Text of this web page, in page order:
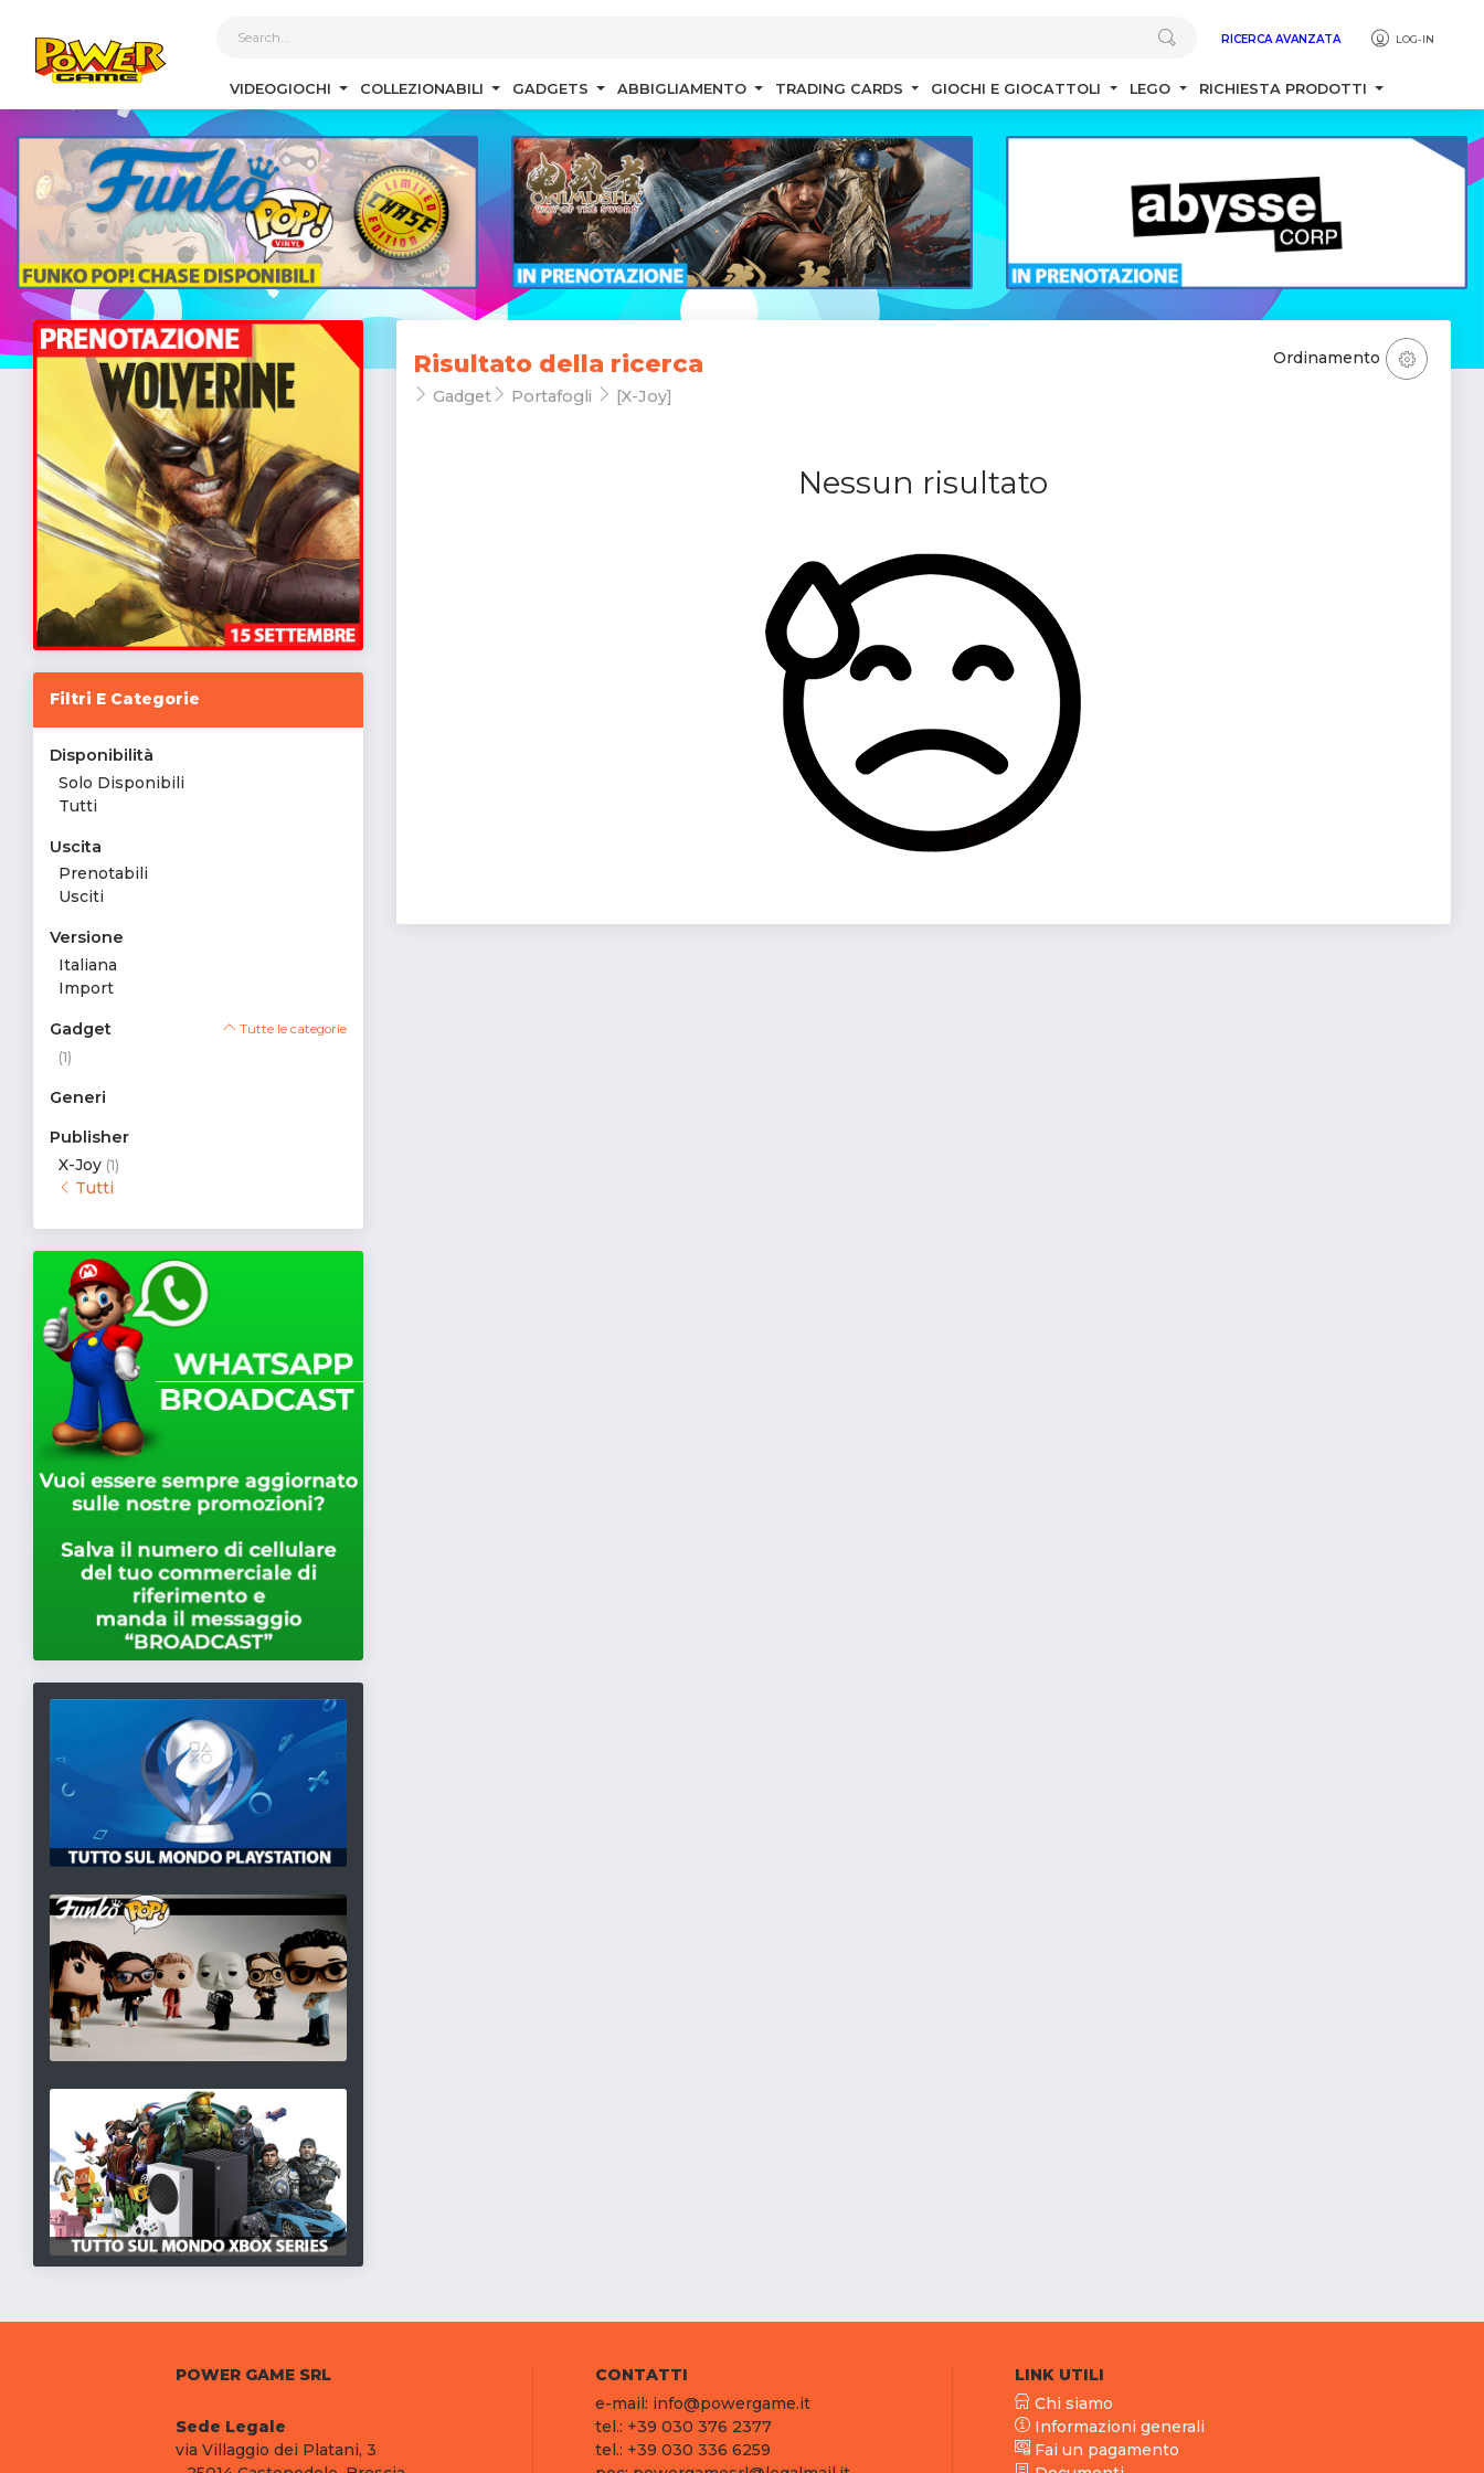
RICERCA AVANZATA LOG-IN
VIDEOGIOCHI COLLEZIONABILI GADGETS ABBIGLIAMENTO TRADING CARDS GIOCHI E GIOCATTOLI LEGO RICHIESTA PRODOTTI
Filtri E Categorie
Disponibilità
Solo Disponibili
Tutti
Uscita
Prenotabili
Usciti
Versione
Italiana
Import
Gadget Tutte le categorie
(1)
Generi
Publisher
X-Joy (1)
Tutti
Risultato della ricerca
Gadget Portafogli [X-Joy]
Nessun risultato
Ordinamento
POWER GAME SRL
Sede Legale
via Villaggio dei Platani, 3
CONTATTI
e-mail: info@powergame.it
tel.: +39 030 376 2377
tel.: +39 030 336 6259
LINK UTILI
Chi siamo
Informazioni generali
Fai un pagamento